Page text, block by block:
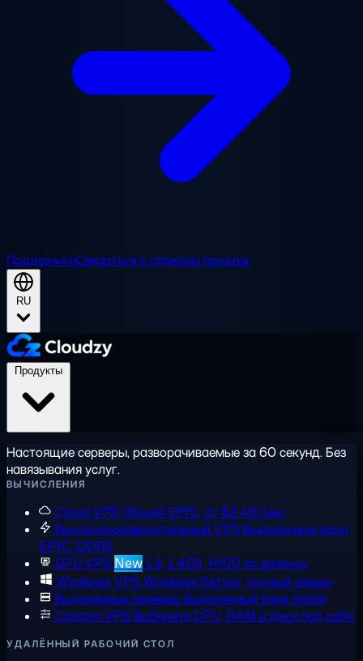
ПоддержкаСвязаться с отделом продаж
RU
Настоящие серверы, разворачиваемые за 60 секунд. Без
навязывания услуг.
ВЫЧИСЛЕНИЯ
Cloud VPS Общий EPYC, от $2,48/мес
Высокопроизводительный VPS Выделенные ядра
EPYC, DDR5
GPU VPS New L4, L40S, H100 по запросу
Windows VPS Windows Server, полный админ
Выделенные серверыВыделенный bare metal
Custom VPS Выберите CPU, RAM и диск под себя
УДАЛЁННЫЙ РАБОЧИЙ СТОЛ